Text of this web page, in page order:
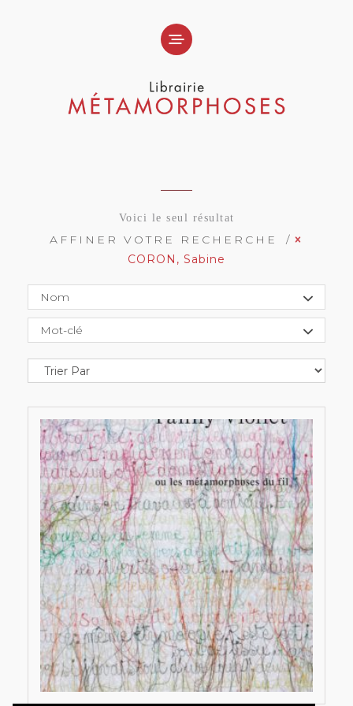
Voici le seul résultat
AFFINER VOTRE RECHERCHE
CORON, Sabine
Nom
Mot-clé